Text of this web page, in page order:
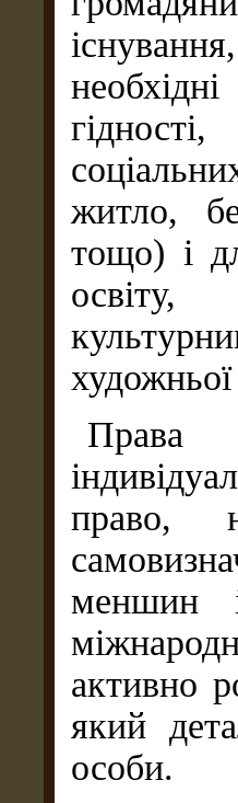
житло,
тощо) і
освіту,
Права
право,
меншин
активно
який
особи.